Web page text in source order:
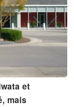
et
mais